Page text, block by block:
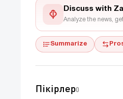
Discuss with
Analyze the news,
Summarize
Пікірлер0